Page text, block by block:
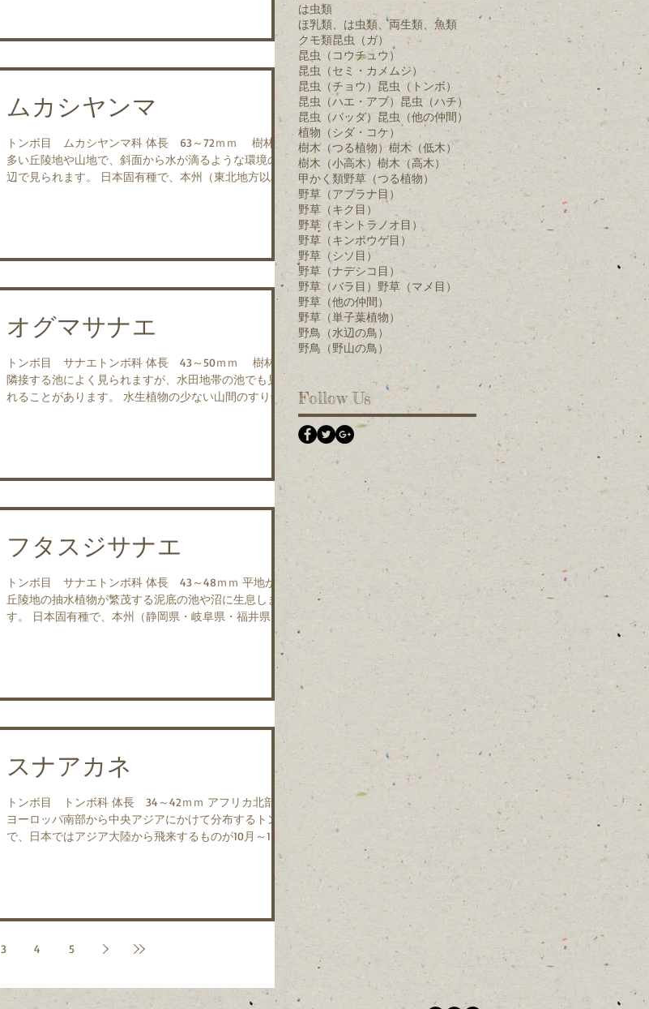
ムカシヤンマ
トンボ目 ムカシヤンマ科 体長 63～72ｍｍ 樹林の
多い丘陵地や山地で、斜面から水が滴るような環境の周
辺で見られます。 日本固有種で、本州（東北地方以
オグマサナエ
トンボ目 サナエトンボ科 体長 43～50ｍｍ 樹林が
隣接する池によく見られますが、水田地帯の池でも見ら
れることがあります。 水生植物の少ない山間のすり鉢
フタスジサナエ
トンボ目 サナエトンボ科 体長 43～48ｍｍ 平地から
丘陵地の抽水植物が繁茂する泥底の池や沼に生息しま
す。 日本固有種で、本州（静岡県・岐阜県・福井県以
スナアカネ
トンボ目 トンボ科 体長 34～42ｍｍ アフリカ北部、
ヨーロッパ南部から中央アジアにかけて分布するトンボ
で、日本ではアジア大陸から飛来するものが10月～11月
3 4 5
は虫類
ほ乳類、は虫類、両生類、魚類
クモ類昆虫（ガ）
昆虫（コウチュウ）
昆虫（セミ・カメムシ）
昆虫（チョウ） 昆虫（トンボ）
昆虫（ハエ・アブ） 昆虫（ハチ）
昆虫（バッタ） 昆虫（他の仲間）
植物（シダ・コケ）
樹木（つる植物） 樹木（低木）
樹木（小高木） 樹木（高木）
甲かく類野草（つる植物）
野草（アブラナ目）
野草（キク目）
野草（キントラノオ目）
野草（キンポウゲ目）
野草（シソ目）
野草（ナデシコ目）
野草（バラ目） 野草（マメ目）
野草（他の仲間）
野草（単子葉植物）
野鳥（水辺の鳥）
野鳥（野山の鳥）
Follow Us